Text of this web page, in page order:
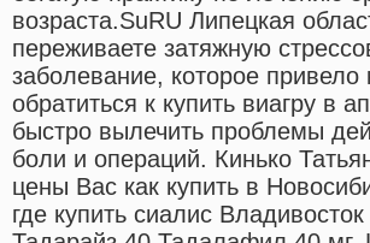
возраста.SuRU Липецкая
переживаете затяжную
заболевание, которое
обратиться к купить виагру в
быстро вылечить проблемы
боли и операций. Кинько
цены Вас как купить в
где купить сиалис